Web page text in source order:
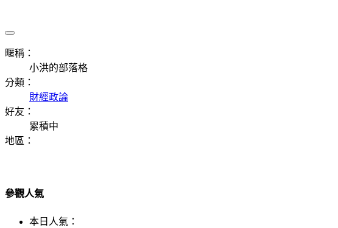
暱稱：
小洪的部落格
分類：
財經政論
好友：
累積中
地區：
參觀人氣
本日人氣：